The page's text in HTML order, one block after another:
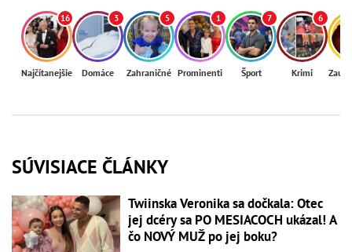
16
Najčítanejšie
3
Domáce
5
Zahraničné
1
Prominenti
7
Šport
6
Krimi
SÚVISIACE ČLÁNKY
Twiinska Veronika sa dočkala: Otec
jej dcéry sa PO MESIACOCH ukázal! A
čo NOVÝ MUŽ po jej boku?